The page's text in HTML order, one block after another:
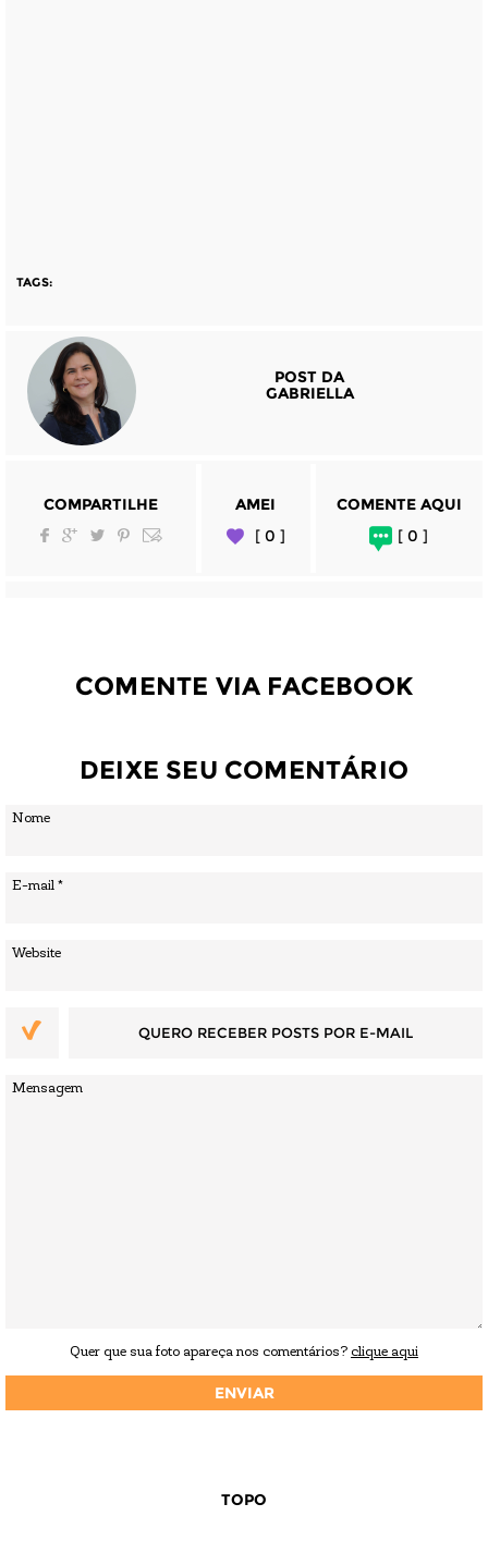
TAGS:
POST DA
GABRIELLA
COMPARTILHE
AMEI
[ 0 ]
COMENTE AQUI
[ 0 ]
COMENTE VIA FACEBOOK
DEIXE SEU COMENTÁRIO
QUERO RECEBER POSTS POR E-MAIL
Quer que sua foto apareça nos comentários? clique aqui
TOPO